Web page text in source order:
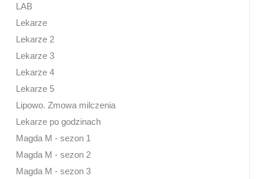
LAB
Lekarze
Lekarze 2
Lekarze 3
Lekarze 4
Lekarze 5
Lipowo. Zmowa milczenia
Lekarze po godzinach
Magda M - sezon 1
Magda M - sezon 2
Magda M - sezon 3